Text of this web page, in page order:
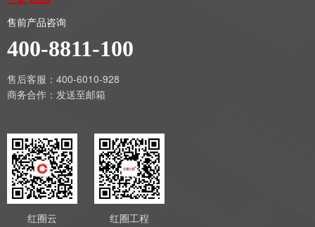
售前产品咨询
400-8811-100
售后客服：400-6010-928
商务合作： 发送至邮箱
红圈云 红圈工程